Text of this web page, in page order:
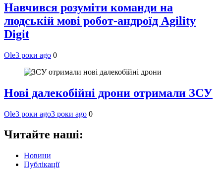
Навчився розуміти команди на
людській мові робот-андроїд Agility
Digit
Ole3 роки ago 0
Нові далекобійні дрони отримали ЗСУ
Ole3 роки ago3 роки ago 0
Читайте наші:
Новини
Публікації